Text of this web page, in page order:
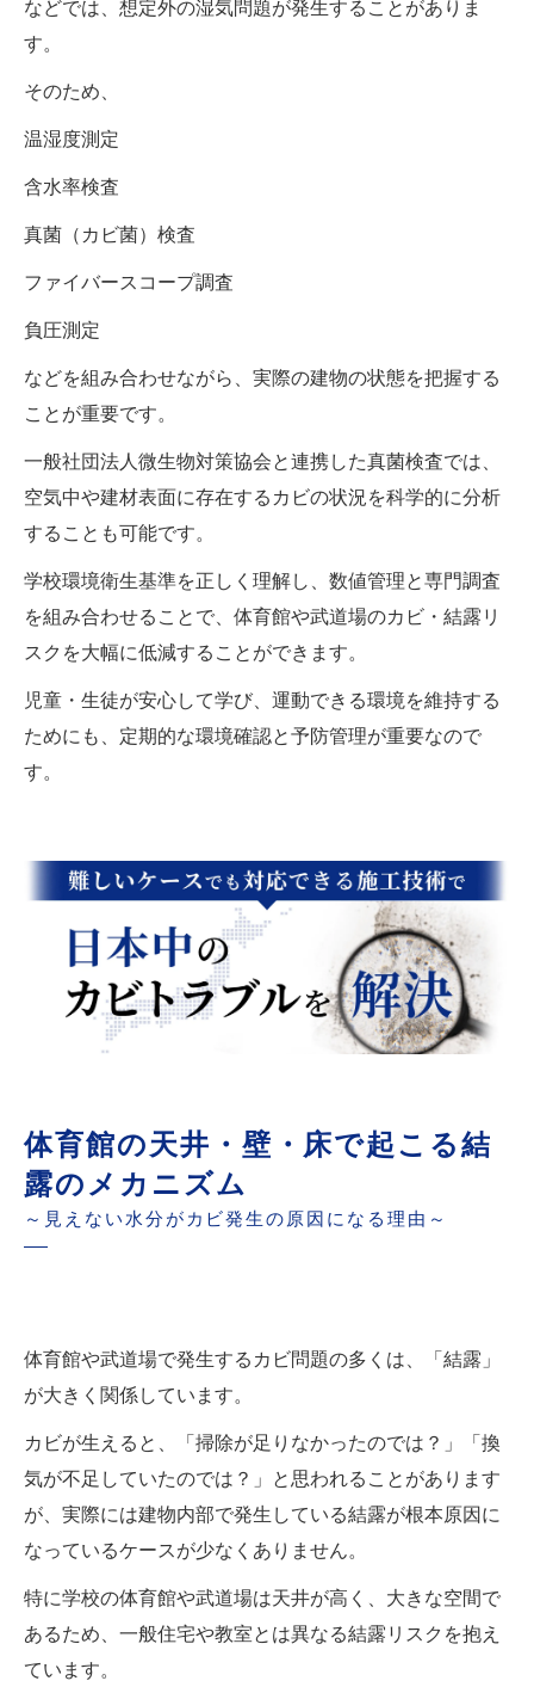
などでは、想定外の湿気問題が発生することがありま
す。
そのため、
温湿度測定
含水率検査
真菌（カビ菌）検査
ファイバースコープ調査
負圧測定
などを組み合わせながら、実際の建物の状態を把握する
ことが重要です。
一般社団法人微生物対策協会と連携した真菌検査では、
空気中や建材表面に存在するカビの状況を科学的に分析
することも可能です。
学校環境衛生基準を正しく理解し、数値管理と専門調査
を組み合わせることで、体育館や武道場のカビ・結露リ
スクを大幅に低減することができます。
児童・生徒が安心して学び、運動できる環境を維持する
ためにも、定期的な環境確認と予防管理が重要なので
す。
体育館の天井・壁・床で起こる結
露のメカニズム
～見えない水分がカビ発生の原因になる理由～
体育館や武道場で発生するカビ問題の多くは、「結露」
が大きく関係しています。
カビが生えると、「掃除が足りなかったのでは？」「換
気が不足していたのでは？」と思われることがあります
が、実際には建物内部で発生している結露が根本原因に
なっているケースが少なくありません。
特に学校の体育館や武道場は天井が高く、大きな空間で
あるため、一般住宅や教室とは異なる結露リスクを抱え
ています。